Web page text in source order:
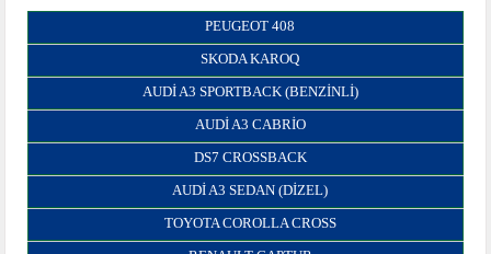
PEUGEOT 408
SKODA KAROQ
AUDI A3 SPORTBACK (BENZINLI)
AUDI A3 CABRIO
DS7 CROSSBACK
AUDI A3 SEDAN (DIZEL)
TOYOTA COROLLA CROSS